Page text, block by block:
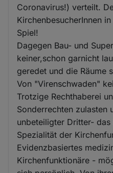
Coronavirus!) verteilt.
KirchenbesucherInnen
Spiel!
Dagegen Bau- und
keiner,schon garnicht
geredet und die Räume
Von "Virenschwaden"
Trotzige Rechthaberei
Sonderrechten zulasten
unbeteiligter Dritter-
Spezialität der
Evidenzbasiertes
Kirchenfunktionäre -